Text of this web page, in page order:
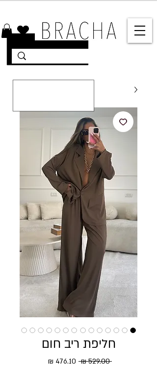
חליפת ריב חום
‏529.00 ‏₪ מחיר רגיל